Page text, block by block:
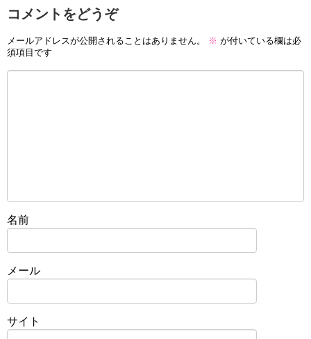
コメントをどうぞ
メールアドレスが公開されることはありません。 ※ が付いている欄は必
須項目です
名前
メール
サイト